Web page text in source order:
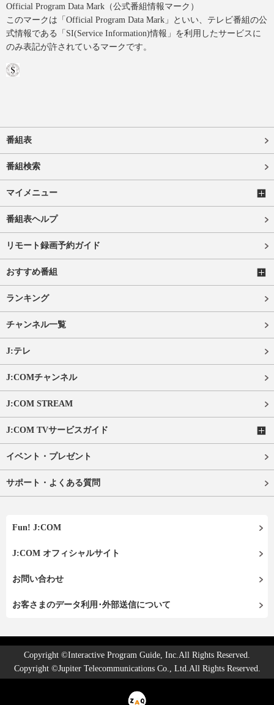
Official Program Data Mark（公式番組情報マーク）
このマークは「Official Program Data Mark」といい、テレビ番組の公
式情報である「SI(Service Information)情報」を利用したサービスに
のみ表記が許されているマークです。
番組表
番組検索
マイメニュー
番組表ヘルプ
リモート録画予約ガイド
おすすめ番組
ランキング
チャンネル一覧
J:テレ
J:COMチャンネル
J:COM STREAM
J:COM TVサービスガイド
イベント・プレゼント
サポート・よくある質問
Fun! J:COM
J:COM オフィシャルサイト
お問い合わせ
お客さまのデータ利用･外部送信について
Copyright ©Interactive Program Guide, Inc.All Rights Reserved.
Copyright ©Jupiter Telecommunications Co., Ltd.All Rights Reserved.